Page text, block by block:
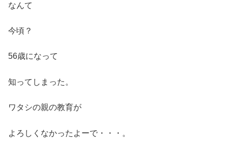
なんて
今頃？
56歳になって
知ってしまった。
ワタシの親の教育が
よろしくなかったよーで・・・。